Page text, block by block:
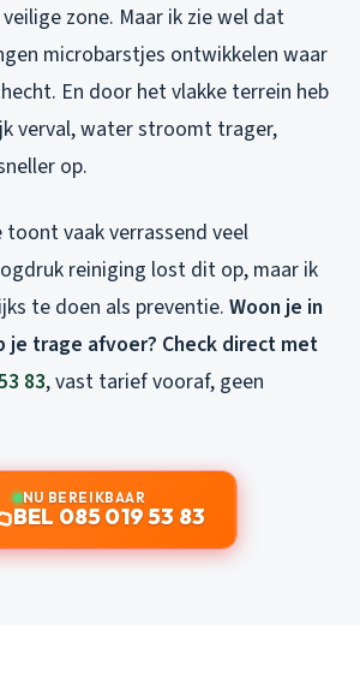
zone. Maar ik zie wel dat
microbarstjes ontwikkelen waar
En door het vlakke terrein heb
verval, water stroomt trager,
op.
toont vaak verrassend veel
reiniging lost dit op, maar ik
te doen als preventie. Woon je in
je trage afvoer? Check direct met
83, vast tarief vooraf, geen
NU BEREIKBAAR
BEL 085 019 53 83